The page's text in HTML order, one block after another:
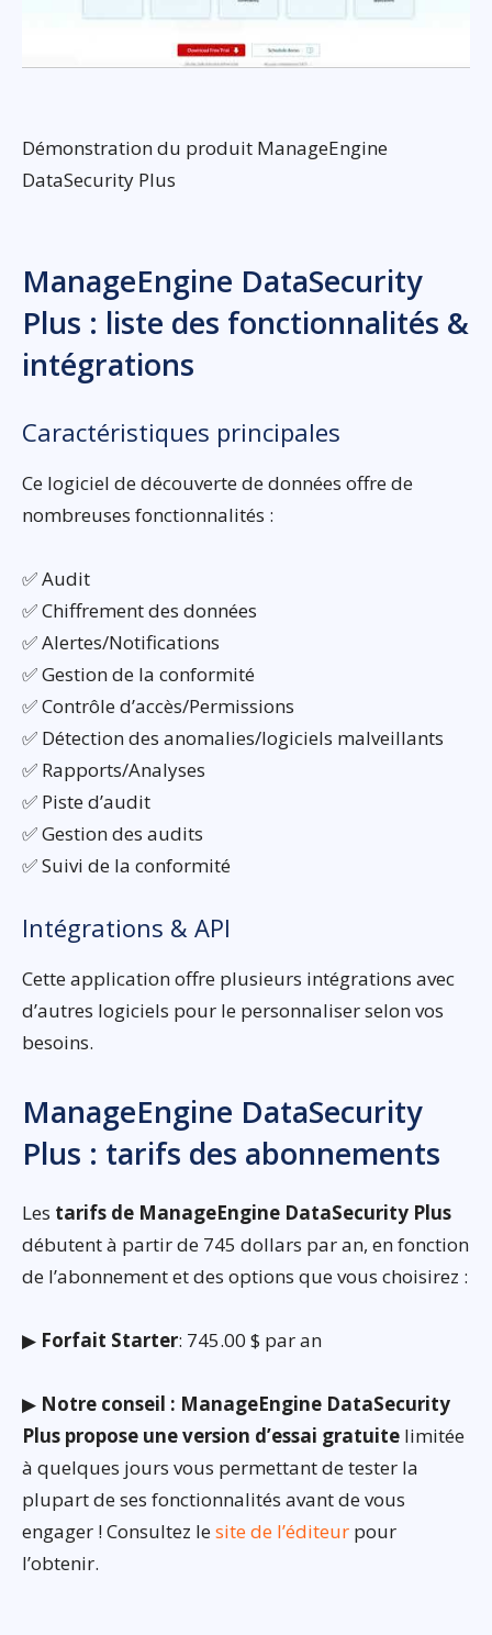
Démonstration du produit ManageEngine
DataSecurity Plus
ManageEngine DataSecurity
Plus : liste des fonctionnalités &
intégrations
Caractéristiques principales
Ce logiciel de découverte de données offre de
nombreuses fonctionnalités :
✅ Audit
✅ Chiffrement des données
✅ Alertes/Notifications
✅ Gestion de la conformité
✅ Contrôle d’accès/Permissions
✅ Détection des anomalies/logiciels malveillants
✅ Rapports/Analyses
✅ Piste d’audit
✅ Gestion des audits
✅ Suivi de la conformité
Intégrations & API
Cette application offre plusieurs intégrations avec
d’autres logiciels pour le personnaliser selon vos
besoins.
ManageEngine DataSecurity
Plus : tarifs des abonnements
Les tarifs de ManageEngine DataSecurity Plus
débutent à partir de 745 dollars par an, en fonction
de l’abonnement et des options que vous choisirez :
▶ Forfait Starter: 745.00 $ par an
▶ Notre conseil : ManageEngine DataSecurity
Plus propose une version d’essai gratuite limitée
à quelques jours vous permettant de tester la
plupart de ses fonctionnalités avant de vous
engager ! Consultez lesite de l’éditeur pour
l’obtenir.